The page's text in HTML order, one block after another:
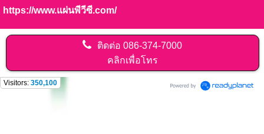
https://www.แผ่นพีวีซี.com/
ติดต่อ086-374-7000
คลิกเพื่อโทร
Visitors: 350,100